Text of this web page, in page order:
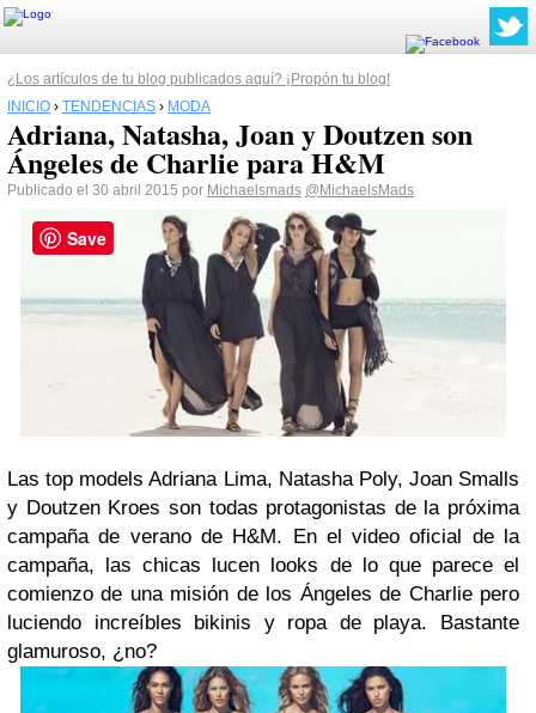
¿Los artículos de tu blog publicados aquí? ¡Propón tu blog!
INICIO › TENDENCIAS › MODA
Adriana, Natasha, Joan y Doutzen son
Ángeles de Charlie para H&M
Publicado el 30 abril 2015 por Michaelsmads @MichaelsMads
Las top models Adriana Lima, Natasha Poly, Joan Smalls
y Doutzen Kroes son todas protagonistas de la próxima
campaña de verano de H&M. En el video oficial de la
campaña, las chicas lucen looks de lo que parece el
comienzo de una misión de los Ángeles de Charlie pero
luciendo increíbles bikinis y ropa de playa. Bastante
glamuroso, ¿no?
Save